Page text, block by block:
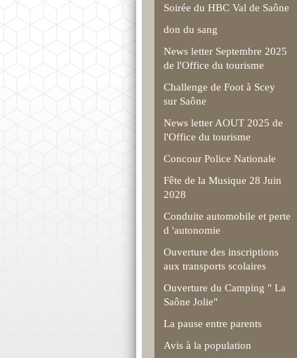
Soirée du HBC Val de Saône
don du sang
News letter Septembre 2025
de l'Office du tourisme
Challenge de Foot à Scey
sur Saône
News letter AOUT 2025 de
l'Office du tourisme
Concour Police Nationale
Fête de la Musique 28 Juin
2028
Conduite automobile et perte
d 'autonomie
Ouverture des inscriptions
aux transports scolaires
Ouverture du Camping " La
Saône Jolie"
La pause entre parents
Avis à la population